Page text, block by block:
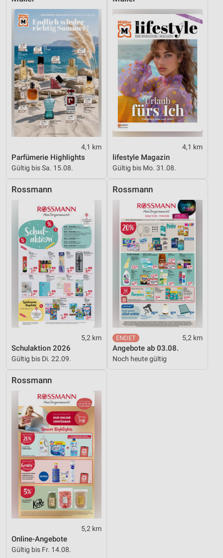
4,1 km
Parfümerie Highlights
Gültig bis Sa. 15.08.
4,1 km
lifestyle Magazin
Gültig bis Mo. 31.08.
Rossmann
5,2 km
Schulaktion 2026
Gültig bis Di. 22.09.
Rossmann
5,2 km
Angebote ab 03.08.
Noch heute gültig
Rossmann
5,2 km
Online-Angebote
Gültig bis Fr. 14.08.
Werbung